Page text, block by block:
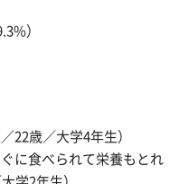
）
22歳／大学4年生）
に食べられて栄養もとれ